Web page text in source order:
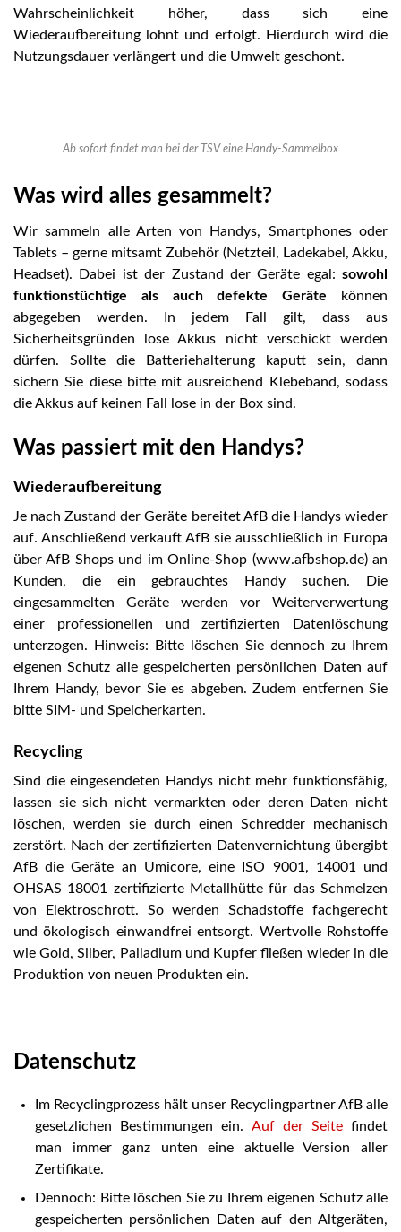
Wahrscheinlichkeit höher, dass sich eine
Wiederaufbereitung lohnt und erfolgt. Hierdurch wird die
Nutzungsdauer verlängert und die Umwelt geschont.
Ab sofort findet man bei der TSV eine Handy-Sammelbox
Was wird alles gesammelt?
Wir sammeln alle Arten von Handys, Smartphones oder
Tablets – gerne mitsamt Zubehör (Netzteil, Ladekabel, Akku,
Headset). Dabei ist der Zustand der Geräte egal: sowohl
funktionstüchtige als auch defekte Geräte können
abgegeben werden. In jedem Fall gilt, dass aus
Sicherheitsgründen lose Akkus nicht verschickt werden
dürfen. Sollte die Batteriehalterung kaputt sein, dann
sichern Sie diese bitte mit ausreichend Klebeband, sodass
die Akkus auf keinen Fall lose in der Box sind.
Was passiert mit den Handys?
Wiederaufbereitung
Je nach Zustand der Geräte bereitet AfB die Handys wieder
auf. Anschließend verkauft AfB sie ausschließlich in Europa
über AfB Shops und im Online-Shop (www.afbshop.de) an
Kunden, die ein gebrauchtes Handy suchen. Die
eingesammelten Geräte werden vor Weiterverwertung
einer professionellen und zertifizierten Datenlöschung
unterzogen. Hinweis: Bitte löschen Sie dennoch zu Ihrem
eigenen Schutz alle gespeicherten persönlichen Daten auf
Ihrem Handy, bevor Sie es abgeben. Zudem entfernen Sie
bitte SIM- und Speicherkarten.
Recycling
Sind die eingesendeten Handys nicht mehr funktionsfähig,
lassen sie sich nicht vermarkten oder deren Daten nicht
löschen, werden sie durch einen Schredder mechanisch
zerstört. Nach der zertifizierten Datenvernichtung übergibt
AfB die Geräte an Umicore, eine ISO 9001, 14001 und
OHSAS 18001 zertifizierte Metallhütte für das Schmelzen
von Elektroschrott. So werden Schadstoffe fachgerecht
und ökologisch einwandfrei entsorgt. Wertvolle Rohstoffe
wie Gold, Silber, Palladium und Kupfer fließen wieder in die
Produktion von neuen Produkten ein.
Datenschutz
Im Recyclingprozess hält unser Recyclingpartner AfB alle
gesetzlichen Bestimmungen ein. Auf der Seitefindet
man immer ganz unten eine aktuelle Version aller
Zertifikate.
Dennoch: Bitte löschen Sie zu Ihrem eigenen Schutz alle
gespeicherten persönlichen Daten auf den Altgeräten,